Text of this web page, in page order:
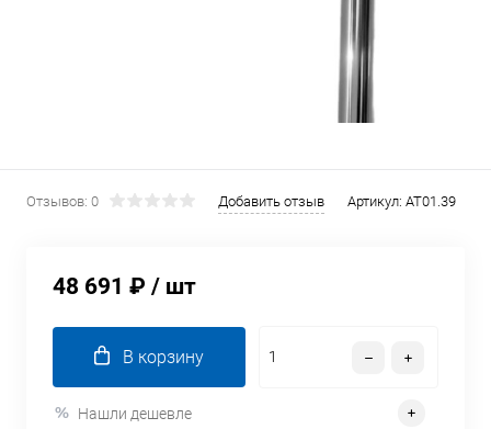
Отзывов: 0 Добавить отзыв Артикул: AT01.39
48 691 ₽ / шт
В корзину
Нашли дешевле